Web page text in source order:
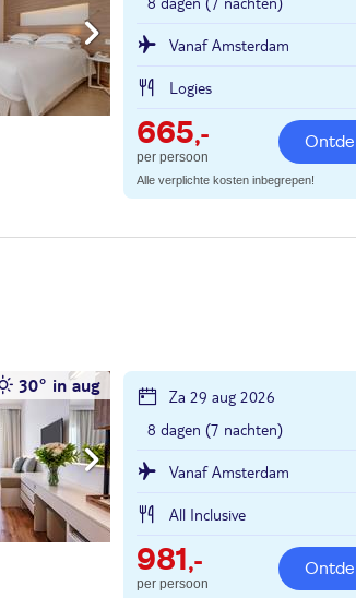
Vanaf Amsterdam
Logies
665,-
per persoon
Alle verplichte kosten inbegrepen!
30° in aug
Za 29 aug 2026
8 dagen (7 nachten)
Vanaf Amsterdam
All Inclusive
981 ,-
per persoon